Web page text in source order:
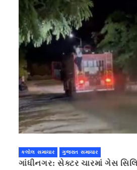
કલોલ સમાચાર ગુજરાત સમાચાર
ગાંધીનગર: સેક્ટર ચારમાં ગેસ